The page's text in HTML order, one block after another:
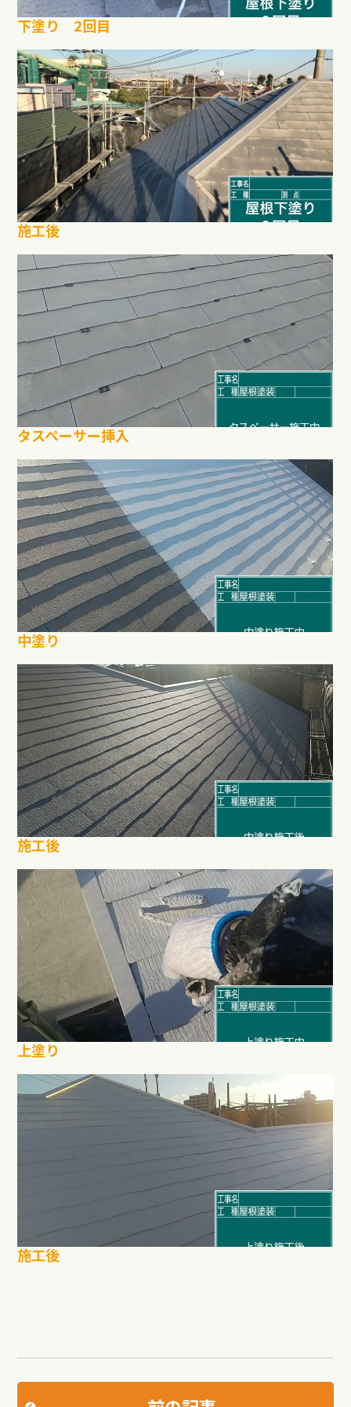
下塗り 2回目
施工後
タスペーサー挿入
中塗り
施工後
上塗り
施工後